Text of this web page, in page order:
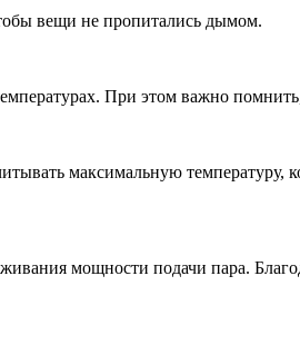
вещи не пропитались дымом.
При этом важно
максимальную
мощности подачи пара.